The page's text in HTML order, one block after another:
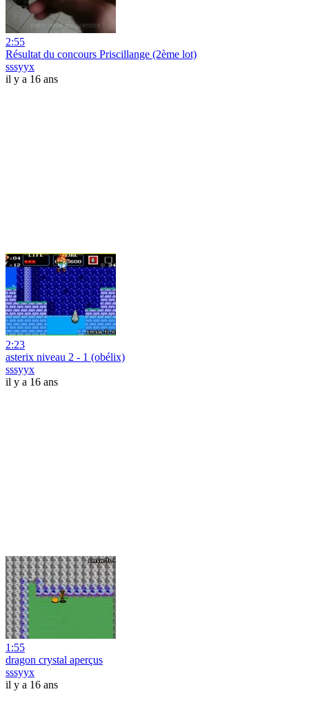
2:55
Résultat du concours Priscillange (2ème lot)
sssyyx
il y a 16 ans
2:23
asterix niveau 2 - 1 (obélix)
sssyyx
il y a 16 ans
1:55
dragon crystal aperçus
sssyyx
il y a 16 ans